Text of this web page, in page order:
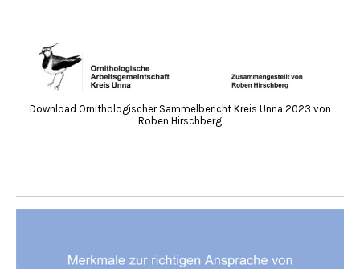
Download Ornithologischer Sammelbericht Kreis Unna 2023 von
Roben Hirschberg